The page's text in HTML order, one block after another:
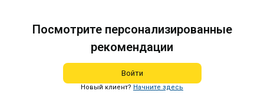
Посмотрите персонализированные
рекомендации
Войти
Новый клиент? Начните здесь